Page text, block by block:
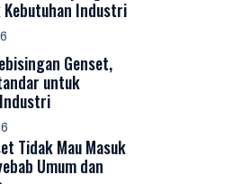
Kebutuhan Industri
Genset,
untuk
Tidak Mau Masuk
Umum dan